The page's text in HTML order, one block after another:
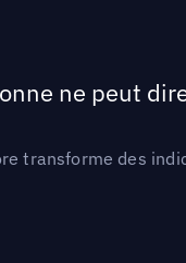
ne peut
transforme des